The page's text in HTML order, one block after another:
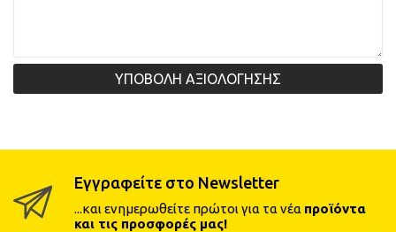
ΥΠΟΒΟΛΗ ΑΞΙΟΛΟΓΗΣΗΣ
Εγγραφείτε στο Newsletter
...και ενημερωθείτε πρώτοι για τα νέα προϊόντα
και τις προσφορές μας!